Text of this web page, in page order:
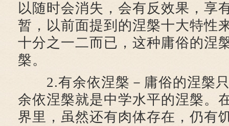
以随时会消失，会有反效果，享
暂，以前面提到的涅槃十大特性
十分之一二而已，这种庸俗的涅
槃。
2.有余依涅槃－庸俗的涅槃只
余依涅槃就是中学水平的涅槃。
界里，虽然还有肉体存在，仍有